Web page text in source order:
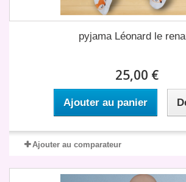
pyjama Léonard le
25,00 €
Ajouter au panier
Ajouter au comparateur